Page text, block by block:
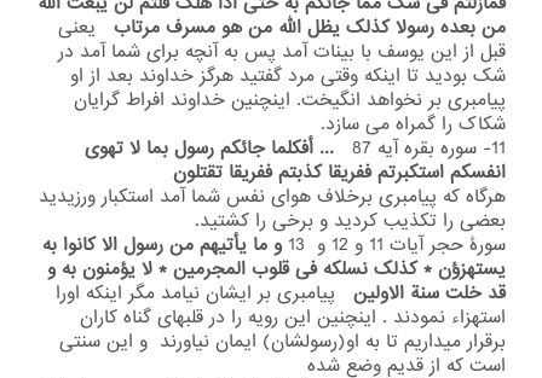
من بعده رسولا کذلک یظل الله من هو مسرف مرتاب یعنی
قبل از این یوسف با بینات آمد پس به آنچه برای شما آمد در
شک بودید تا اینکه وقتی مرد گفتید هرگز خداوند بعد از او
پیامبری بر نخواهد انگیخت. اینچنین خداوند افراط گرایان
شکاک را گمراه می سازد.
11- سوره بقره آیه 87
... أفکلما جائکم رسول بما لا تهوی
انفسکم استکبرتم ففریقا کذبتم ففریقا تقتلون
هرگاه که پیامبری برخلاف هوای نفس شما آمد استکبار ورزیدید
بعضی را تکذیب کردید و برخی را کشتید.
سورۀ حجر آیات 11 و 12 و 13
و ما یأتیهم من رسول الا کانوا به
یستهزؤن * کذلک نسلکه فی قلوب المجرمین * لا یؤمنون به و
قد خلت سنة الاولین پیامبری بر ایشان نیامد مگر اینکه اورا
استهزاء نمودند . اینچنین این رویه را در قلبهای گناه کاران
برقرار میداریم تا به او(رسولشان) ایمان نیاورند و این سنتی
است که از قدیم وضع شده